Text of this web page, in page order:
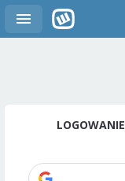
LOGOWANIE